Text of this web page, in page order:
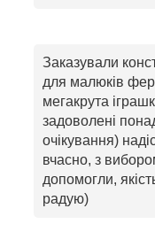
Заказували
для малюків
мегакрута
задоволені
очікування)
вчасно, з
допомогли,
радую)